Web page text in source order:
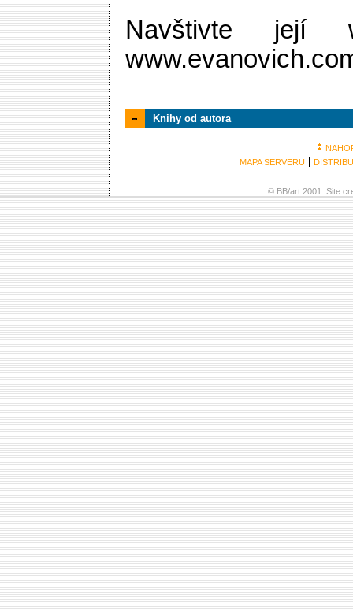
Navštivte její
Knihy od autora
MAPA SERVERU
© BB/art 2001. Site